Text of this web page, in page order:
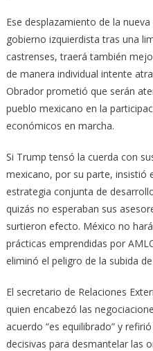
Ese desplazamiento de la
gobierno izquierdista tras una
castrenses, traerá también
de manera individual intente
Obrador prometió que serán
pueblo mexicano en la
económicos en marcha.
Si Trump tensó la cuerda con
mexicano, por su parte, insistió
estrategia conjunta de
quizás no esperaban sus
surtieron efecto. México no
prácticas emprendidas por
eliminó el peligro de la subida
El secretario de Relaciones
quien encabezó las
acuerdo “es equilibrado” y
decisivas para desmantelar las